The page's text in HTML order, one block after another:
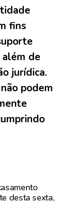
fins
de
jurídica.
podem
desta sexta,